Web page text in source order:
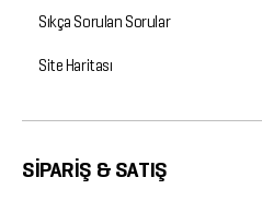
Sıkça Sorulan Sorular
Site Haritası
SİPARİŞ & SATIŞ